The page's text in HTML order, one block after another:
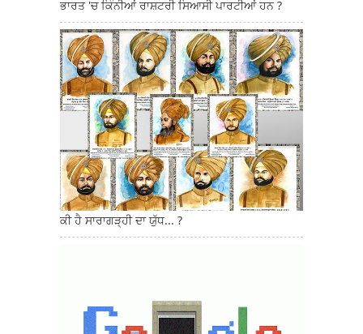
ਭਾਰਤ 'ਚ ਕਿੰਨੀਆਂ ਰਾਸ਼ਟਰੀ ਸਿਆਸੀ ਪਾਰਟੀਆਂ ਹਨ ?
ਕੀ ਹੈ ਸਾਰਾਗੜ੍ਹੀ ਦਾ ਯੁੱਧ... ?